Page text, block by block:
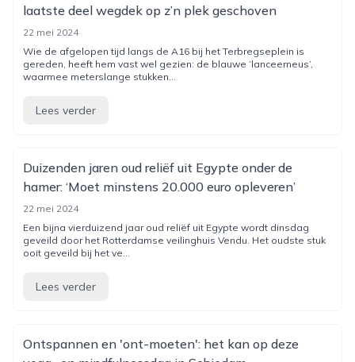
laatste deel wegdek op z’n plek geschoven
22 mei 2024
Wie de afgelopen tijd langs de A16 bij het Terbregseplein is
gereden, heeft hem vast wel gezien: de blauwe ‘lanceerneus’,
waarmee meterslange stukken...
Lees verder
Duizenden jaren oud reliëf uit Egypte onder de
hamer: ‘Moet minstens 20.000 euro opleveren’
22 mei 2024
Een bijna vierduizend jaar oud reliëf uit Egypte wordt dinsdag
geveild door het Rotterdamse veilinghuis Vendu. Het oudste stuk
ooit geveild bij het ve...
Lees verder
Ontspannen en 'ont-moeten': het kan op deze